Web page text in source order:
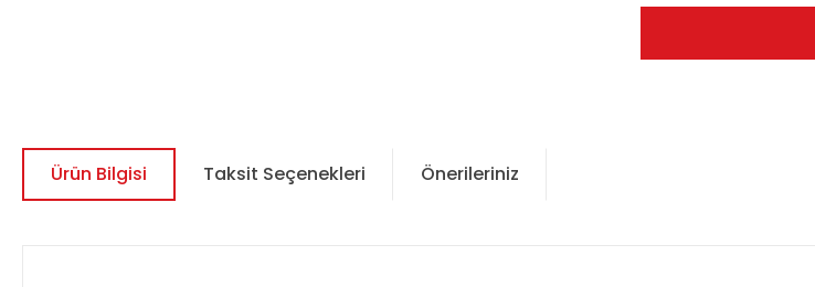
Ürün Bilgisi Taksit Seçenekleri Önerileriniz